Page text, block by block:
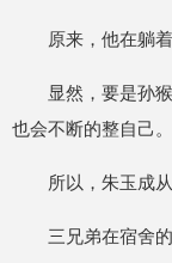
原来，他在躺着
显然，要是孙
也会不断的整自己。
所以，朱玉成
三兄弟在宿舍